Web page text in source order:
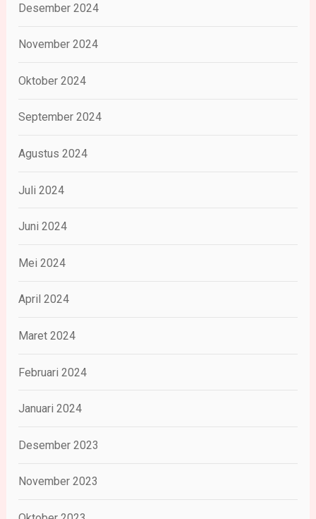
Desember 2024
November 2024
Oktober 2024
September 2024
Agustus 2024
Juli 2024
Juni 2024
Mei 2024
April 2024
Maret 2024
Februari 2024
Januari 2024
Desember 2023
November 2023